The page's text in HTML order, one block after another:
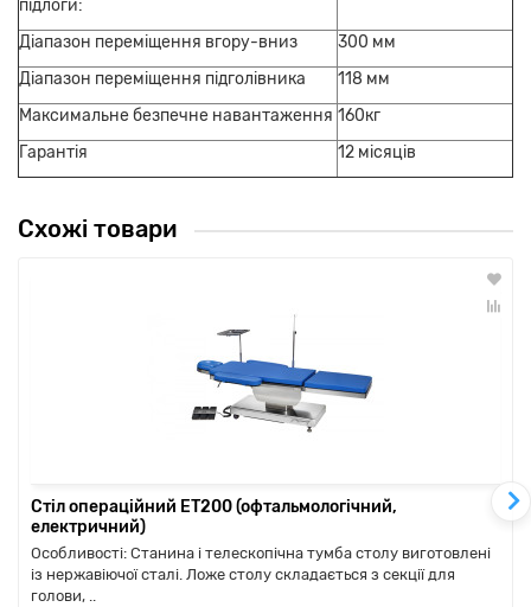
підлоги:
Діапазон переміщення вгору-вниз
300 мм
Діапазон переміщення підголівника
118 мм
Максимальне безпечне навантаження 160кг
Гарантія
12 місяців
Схожі товари
Стіл операційний ЕТ200 (офтальмологічний,
електричний)
Особливості: Станина і телескопічна тумба столу виготовлені
із нержавіючої сталі. Ложе столу складається з секції для
голови, ..